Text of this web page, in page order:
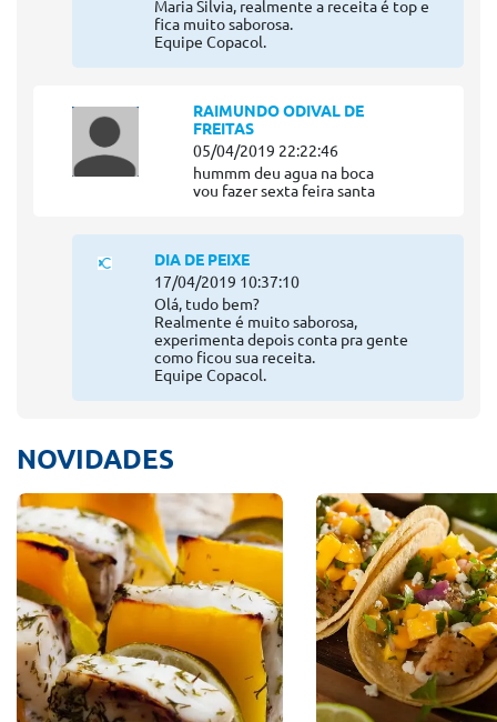
Maria Silvia, realmente a receita é top e
fica muito saborosa.
Equipe Copacol.
RAIMUNDO ODIVAL DE
FREITAS
05/04/2019 22:22:46
hummm deu agua na boca
vou fazer sexta feira santa
DIA DE PEIXE
17/04/2019 10:37:10
Olá, tudo bem?
Realmente é muito saborosa,
experimenta depois conta pra gente
como ficou sua receita.
Equipe Copacol.
NOVIDADES